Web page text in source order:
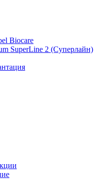
Biocare
SuperLine 2 (Суперлайн)